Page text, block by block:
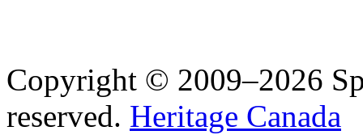
Copyright © 2009–2026
reserved. Heritage Canada